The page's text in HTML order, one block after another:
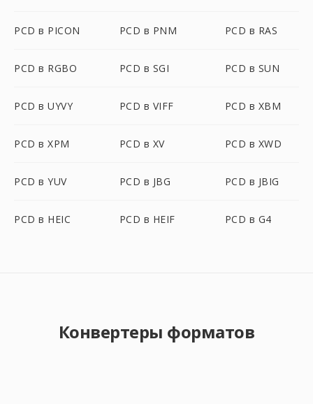
PCD в PICON PCD в PNM PCD в RAS
PCD в RGBO PCD в SGI PCD в SUN
PCD в UYVY PCD в VIFF PCD в XBM
PCD в XPM PCD в XV PCD в XWD
PCD в YUV PCD в JBG PCD в JBIG
PCD в HEIC PCD в HEIF PCD в G4
Конвертеры форматов